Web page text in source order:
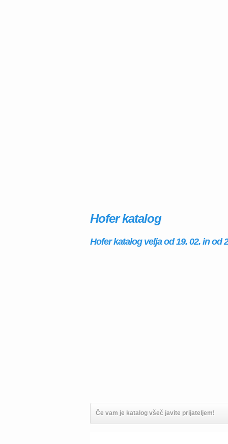
Hofer katalog
Hofer katalog velja od 19. 02. in od
Če vam je katalog všeč javite prijateljem!